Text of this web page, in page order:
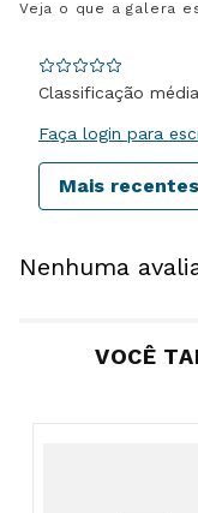
Classificação
Faça login para
Mais recentes
Nenhuma
VOCÊ